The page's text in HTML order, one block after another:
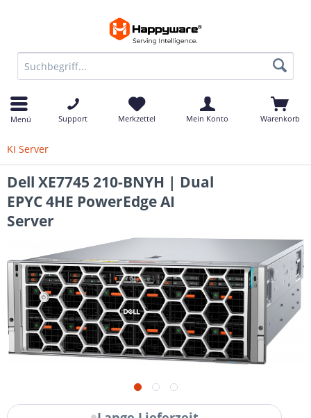
Menü Support Merkzettel Mein Konto Warenkorb
KI Server
Dell XE7745 210-BNYH | Dual
EPYC 4HE PowerEdge AI
Server